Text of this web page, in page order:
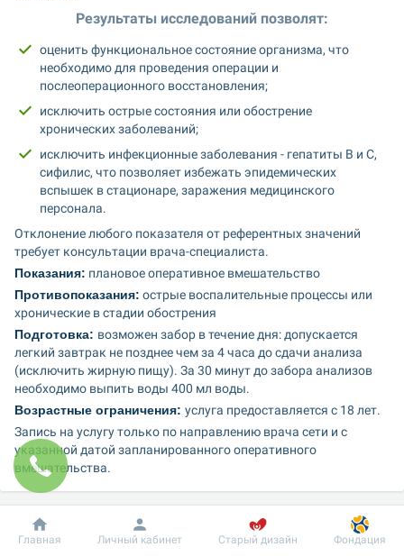
Результаты исследований позволят:
оценить функциональное состояние организма, что
необходимо для проведения операции и
послеоперационного восстановления;
исключить острые состояния или обострение
хронических заболеваний;
исключить инфекционные заболевания - гепатиты В и С,
сифилис, что позволяет избежать эпидемических
вспышек в стационаре, заражения медицинского
персонала.
Отклонение любого показателя от референтных значений
требует консультации врача-специалиста.
Показания: плановое оперативное вмешательство
Противопоказания: острые воспалительные процессы или
хронические в стадии обострения
Подготовка: возможен забор в течение дня: допускается
легкий завтрак не позднее чем за 4 часа до сдачи анализа
(исключить жирную пищу). За 30 минут до забора анализов
необходимо выпить воды 400 мл воды.
Возрастные ограничения: услуга предоставляется с 18 лет.
Запись на услугу только по направлению врача сети и с
указанной датой запланированного оперативного
вмешательства.
получить по телефону контакт-центра (график работы
менеджера Пн-Вс с 8:00 до 20:00)
Добробут Информация Пациенту
Главная Личный кабинет Старый дизайн Фондация